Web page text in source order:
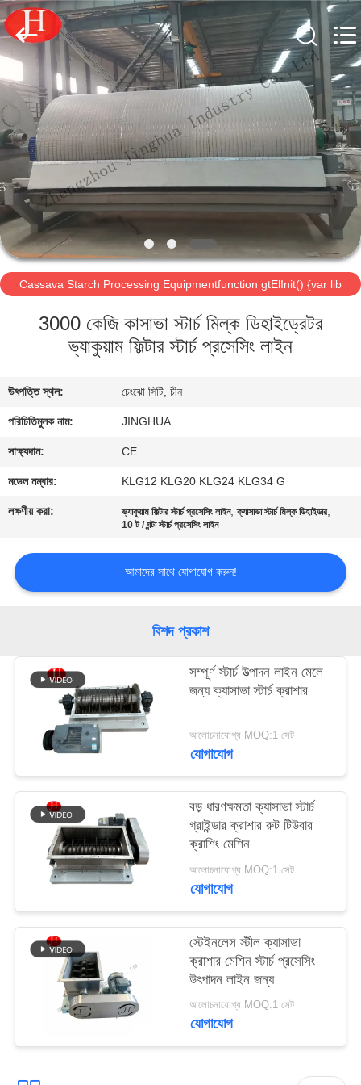
বাড়ি
পণ্য
ভিডিও
ভিআর
শো
আমাদের
কারখানা
ভ্রমণ
গুণমান
নিয়ন্ত্রণ
আমাদের
সাথে
খবর
জন্য
সাইট
নীতি
2020
-
2026
Zhengzhou
Industry
All
Rights
Reserved.
Cassava Starch Processing Equipmentfunction gtElInit() {var lib
3000 কেজি কাসাভা স্টার্চ মিল্ক ডিহাইড্রেটর
ভ্যাকুয়াম ফিল্টার স্টার্চ প্রসেসিং লাইন
উৎপত্তি স্থল: চেংঝো সিটি, চীন
পরিচিতিমুলক নাম: JINGHUA
সাক্ষ্যদান: CE
মডেল নম্বার: KLG12 KLG20 KLG24 KLG34 G
লক্ষণীয় করা: ভ্যাকুয়াম ফিল্টার স্টার্চ প্রসেসিং লাইন,ক্যাসাভা স্টার্চ মিল্ক ডিহাইডার,
10 ট / ঘন্টা স্টার্চ প্রসেসিং লাইন
আমাদের সাথে যোগাযোগ করুন!
বিশদ প্রকাশ
সম্পূর্ণ স্টার্চ উত্পাদন লাইন মেলে
জন্য ক্যাসাভা স্টার্চ ক্রাশার
আলোচনাযোগ্য MOQ:1 সেট
যোগাযোগ
বড় ধারণক্ষমতা ক্যাসাভা স্টার্চ
গ্রাইন্ডার ক্রাশার রুট টিউবার
ক্রাশিং মেশিন
আলোচনাযোগ্য MOQ:1 সেট
যোগাযোগ
স্টেইনলেস স্টীল ক্যাসাভা
ক্রাশার মেশিন স্টার্চ প্রসেসিং
উৎপাদন লাইন জন্য
আলোচনাযোগ্য MOQ:1 সেট
যোগাযোগ